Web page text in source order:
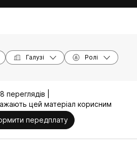
Галузі Ролі
переглядів |
цей матеріал корисним
передплату